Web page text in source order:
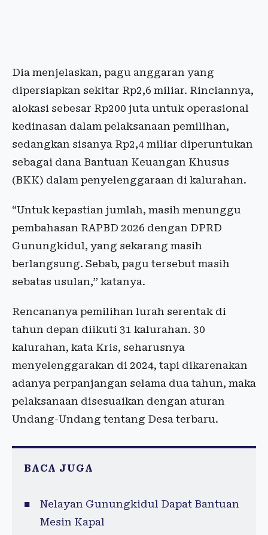
Dia menjelaskan, pagu anggaran yang
dipersiapkan sekitar Rp2,6 miliar. Rinciannya,
alokasi sebesar Rp200 juta untuk operasional
kedinasan dalam pelaksanaan pemilihan,
sedangkan sisanya Rp2,4 miliar diperuntukan
sebagai dana Bantuan Keuangan Khusus
(BKK) dalam penyelenggaraan di kalurahan.
“Untuk kepastian jumlah, masih menunggu
pembahasan RAPBD 2026 dengan DPRD
Gunungkidul, yang sekarang masih
berlangsung. Sebab, pagu tersebut masih
sebatas usulan,” katanya.
Rencananya pemilihan lurah serentak di
tahun depan diikuti 31 kalurahan. 30
kalurahan, kata Kris, seharusnya
menyelenggarakan di 2024, tapi dikarenakan
adanya perpanjangan selama dua tahun, maka
pelaksanaan disesuaikan dengan aturan
Undang-Undang tentang Desa terbaru.
BACA JUGA
Nelayan Gunungkidul Dapat Bantuan
Mesin Kapal